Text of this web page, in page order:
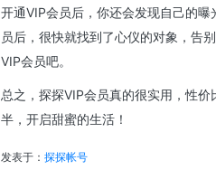
开通VIP会员后，你还会发现自己的
员后，很快就找到了心仪的对象，告
VIP会员吧。
总之，探探VIP会员真的很实用，性
半，开启甜蜜的生活！
发表于： 探探帐号